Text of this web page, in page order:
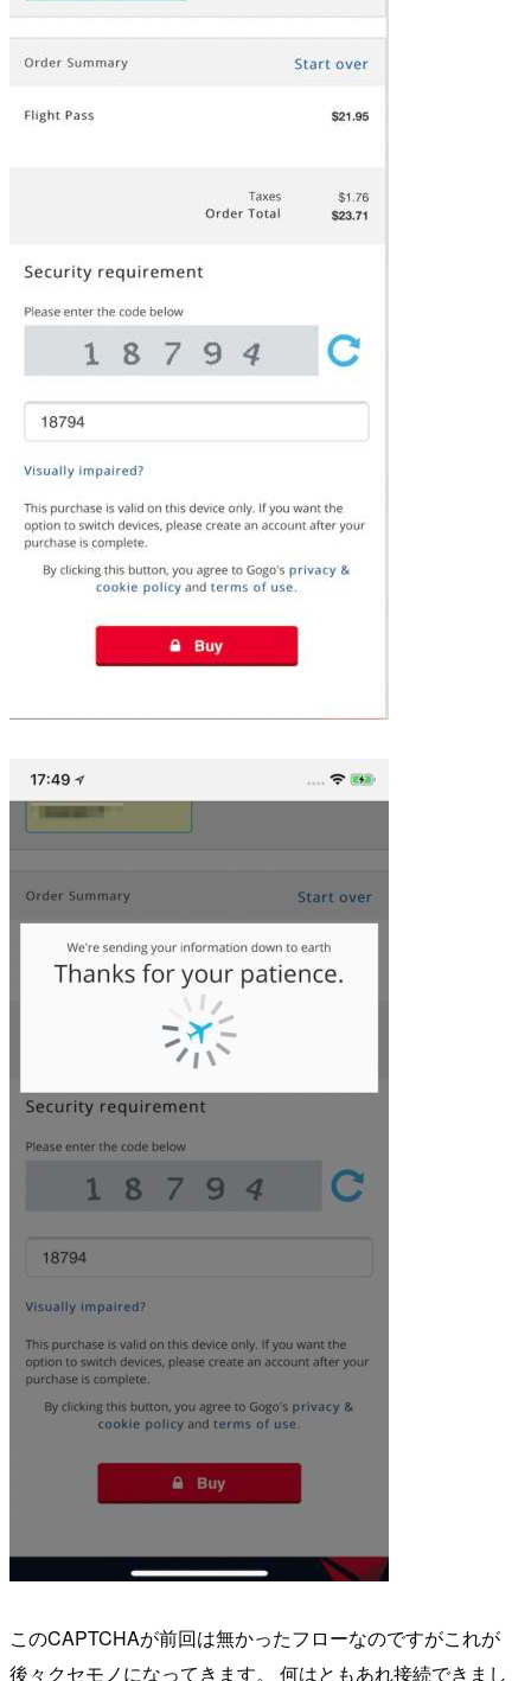
このCAPTCHAが前回は無かったフローなのですがこれが
後々クセモノになってきます。 何はともあれ接続できまし